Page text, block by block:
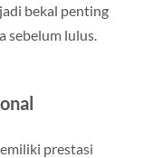
bekal penting
sebelum lulus.
prestasi